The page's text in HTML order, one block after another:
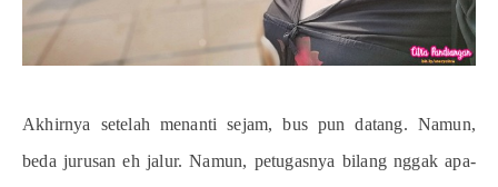
Akhirnya setelah menanti sejam, bus pun datang. Namun,
beda jurusan eh jalur. Namun, petugasnya bilang nggak apa-